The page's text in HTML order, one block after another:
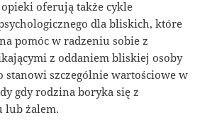
oferują także cykle
dla bliskich, które
pomóc w radzeniu sobie z
z oddaniem bliskiej osoby
stanowi szczególnie wartościowe w
gdy rodzina boryka się z
lub żalem.